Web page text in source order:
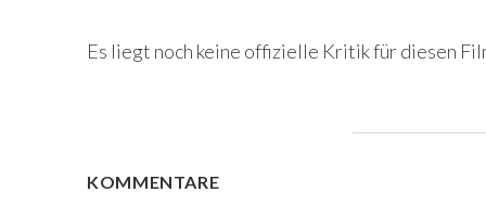
Es liegt noch keine offizielle Kritik für diesen
KOMMENTARE